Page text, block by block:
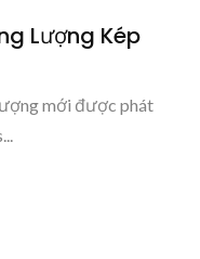
Lượng Kép
mới được phát